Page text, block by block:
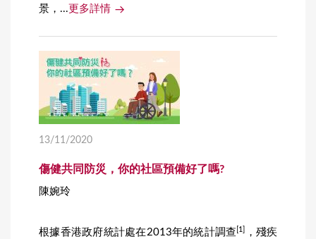
景，... 更多詳情
13/11/2020
傷健共同防災，你的社區預備好了嗎?
陳婉玲
根據香港政府統計處在2013年的統計調查 [1]
，殘疾